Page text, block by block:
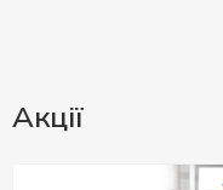
Акції